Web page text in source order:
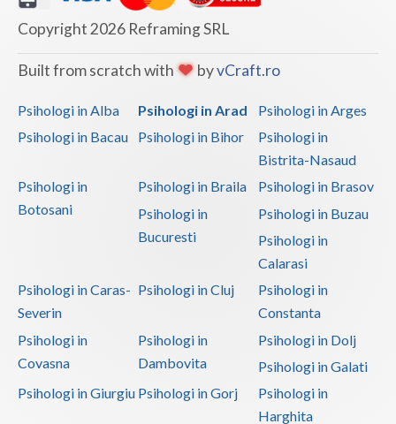
Vaslui
Copyright 2026 Reframing SRL
Built from scratch with byvCraft.ro
Psihologi in Alba Psihologi in Arad
Psihologi in Arges
Psihologi in Bacau
Psihologi in Bihor
Psihologi in
Bistrita-Nasaud
Psihologi in
Botosani
Psihologi in Braila
Psihologi in Brasov
Psihologi in
Bucuresti
Psihologi in Buzau
Psihologi in
Calarasi
Psihologi in Caras-
Severin
Psihologi in Cluj
Psihologi in
Constanta
Psihologi in
Covasna
Psihologi in
Dambovita
Psihologi in Dolj
Psihologi in Galati
Psihologi in Giurgiu Psihologi in Gorj
Psihologi in
Harghita